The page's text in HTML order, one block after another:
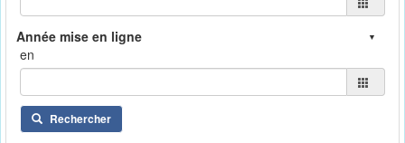
en
Rechercher